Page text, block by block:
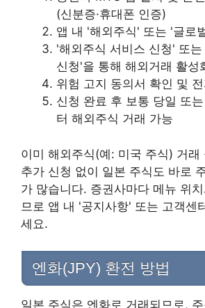
(신분증·휴대폰 인증)
앱 내 '해외주식' 또는 '글로
'해외주식 서비스 신청' 또
신청'을 통해 해외거래 활성
위험 고지 동의서 확인 및
신청 완료 후 보통 당일 또
터 해외주식 거래 가능
이미 해외주식(예: 미국 주식) 거래
추가 신청 없이 일본 주식도 바로
가 많습니다. 증권사마다 메뉴 위
므로 앱 내 '공지사항' 또는 고객센
세요.
엔화(JPY) 환전 방법
일본 주식은 엔화로 거래되므로,